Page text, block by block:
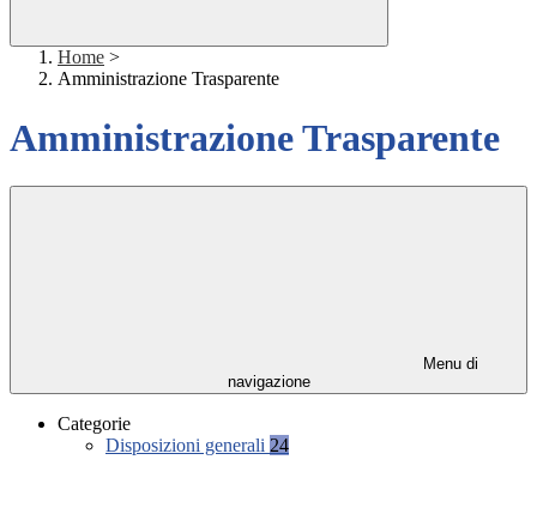
Home >
Amministrazione Trasparente
Amministrazione Trasparente
Menu di
navigazione
Categorie
Disposizioni generali 24